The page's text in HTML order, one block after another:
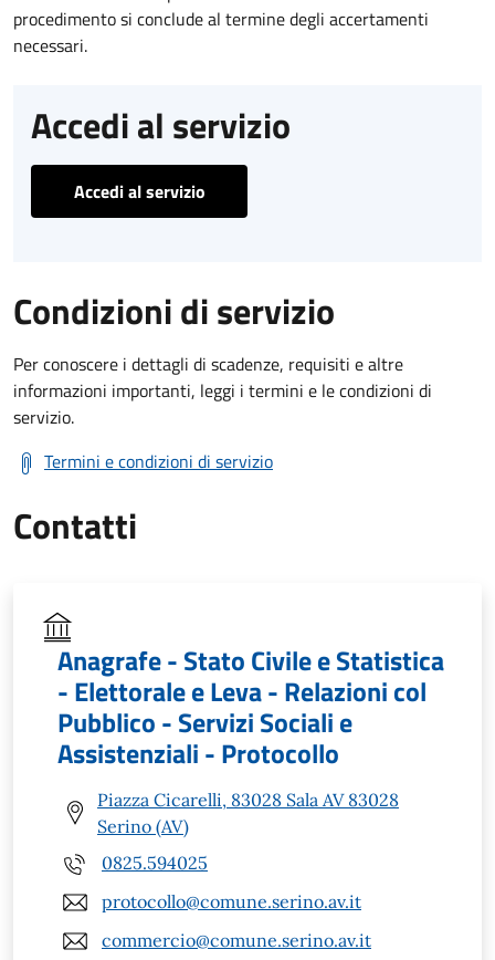
procedimento si conclude al termine degli accertamenti
necessari.
Accedi al servizio
Accedi al servizio
Condizioni di servizio
Per conoscere i dettagli di scadenze, requisiti e altre
informazioni importanti, leggi i termini e le condizioni di
servizio.
Termini e condizioni di servizio
Contatti
Anagrafe - Stato Civile e Statistica
- Elettorale e Leva - Relazioni col
Pubblico - Servizi Sociali e
Assistenziali - Protocollo
Piazza Cicarelli, 83028 Sala AV 83028
Serino (AV)
0825.594025
protocollo@comune.serino.av.it
commercio@comune.serino.av.it